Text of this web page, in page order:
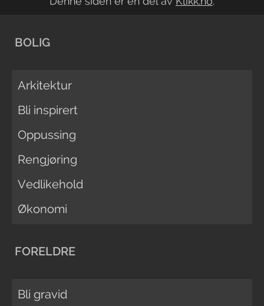
BOLIG
Arkitektur
Bli inspirert
Oppussing
Rengjøring
Vedlikehold
Økonomi
FORELDRE
Bli gravid